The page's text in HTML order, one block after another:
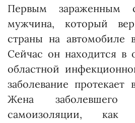
Первым зараженным
мужчина, который
страны на автомобиле
Сейчас он находится в
областной
заболевание
Жена заболевшего
самоизоляции,